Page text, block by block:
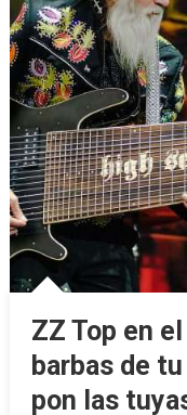
ZZ Top en
barbas de
pon las